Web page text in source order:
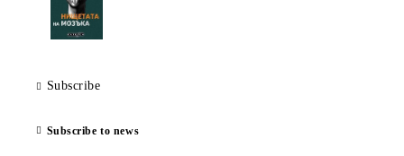
Subscribe
Subscribe to news